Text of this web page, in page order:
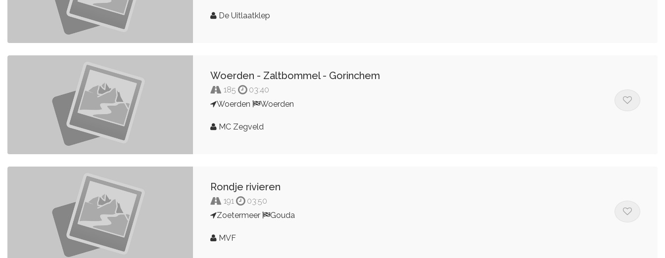
De Uitlaatklep
Woerden - Zaltbommel - Gorinchem
185
03:40
Woerden
Woerden
MC Zegveld
Rondje rivieren
191
03:50
Zoetermeer
Gouda
MVF